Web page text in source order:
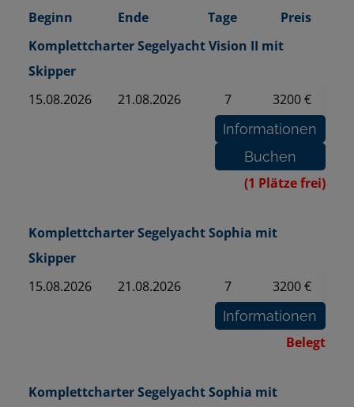
Beginn Ende Tage
Preis
Komplettcharter Segelyacht Vision II mit
Skipper
15.08.2026
21.08.2026 7 3200 €
(1 Plätze frei)
Komplettcharter Segelyacht Sophia mit
Skipper
15.08.2026
21.08.2026 7 3200 €
Belegt
Komplettcharter Segelyacht Sophia mit